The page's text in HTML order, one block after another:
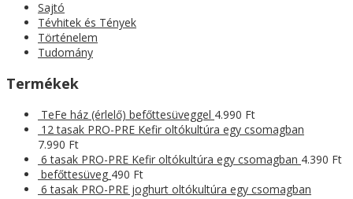
Sajtó
Tévhitek és Tények
Történelem
Tudomány
Termékek
TeFe ház (érlelő) befőttesüveggel 4.990 Ft
12 tasak PRO-PRE Kefir oltókultúra egy csomagban
7.990 Ft
6 tasak PRO-PRE Kefir oltókultúra egy csomagban 4.390 Ft
befőttesüveg 490 Ft
6 tasak PRO-PRE joghurt oltókultúra egy csomagban